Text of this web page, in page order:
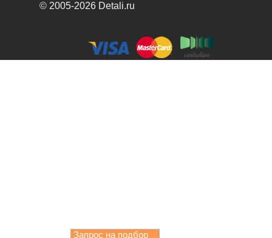
Запрос на подбор
© 2005-2026 Detali.ru